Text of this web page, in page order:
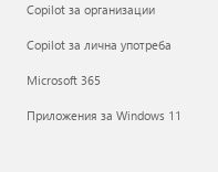
Copilot за организации
Copilot за лична употреба
Microsoft 365
Приложения за Windows 11